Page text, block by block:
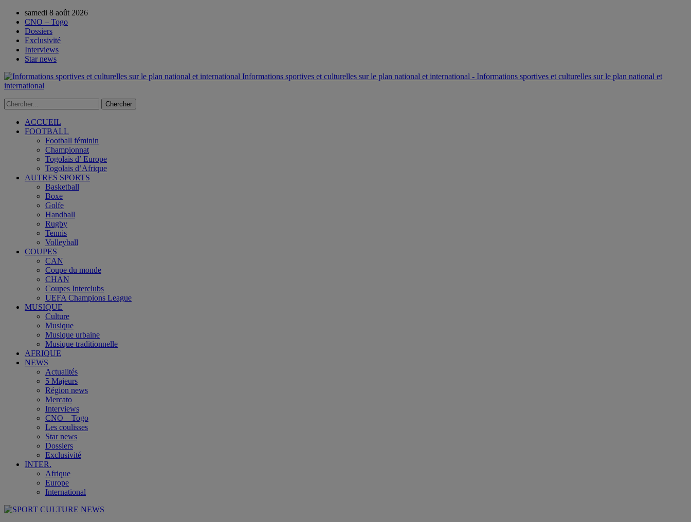
samedi 8 août 2026
CNO – Togo
Dossiers
Exclusivité
Interviews
Star news
Informations sportives et culturelles sur le plan national et international - Informations sportives et culturelles sur le plan national et
international
ACCUEIL
FOOTBALL
Football féminin
Championnat
Togolais d’ Europe
Togolais d’Afrique
AUTRES SPORTS
Basketball
Boxe
Golfe
Handball
Rugby
Tennis
Volleyball
COUPES
CAN
Coupe du monde
CHAN
Coupes Interclubs
UEFA Champions League
MUSIQUE
Culture
Musique
Musique urbaine
Musique traditionnelle
AFRIQUE
NEWS
Actualités
5 Majeurs
Région news
Mercato
Interviews
CNO – Togo
Les coulisses
Star news
Dossiers
Exclusivité
INTER.
Afrique
Europe
International